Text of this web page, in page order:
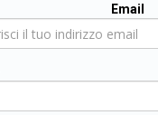
Email